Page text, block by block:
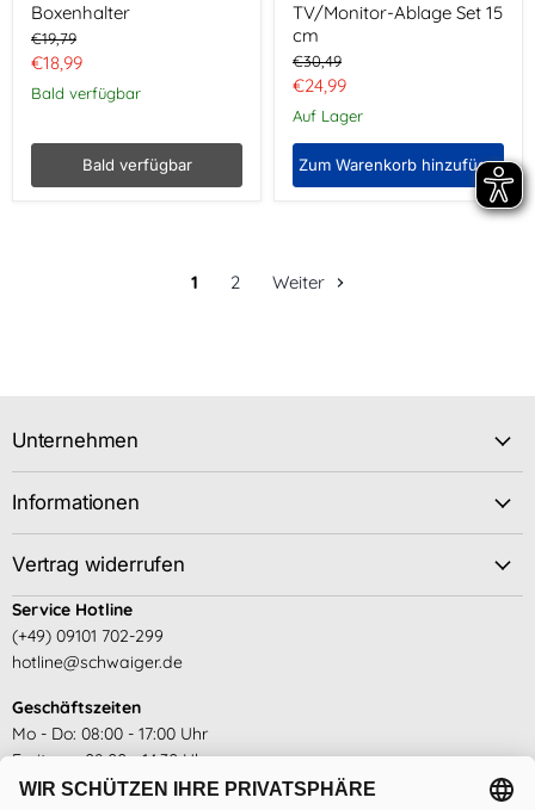
Boxenhalter
Ursprünglicher
Preis
€19,79
Aktueller
Preis
€18,99
Bald verfügbar
Bald verfügbar
TV/Monitor-Ablage Set 15
cm
Ursprünglicher
Preis
€30,49
Aktueller
Preis
€24,99
Auf Lager
Zum Warenkorb hinzufügen
1 2 Weiter
Unternehmen
Informationen
Vertrag widerrufen
Service Hotline
(+49) 09101 702-299
hotline@schwaiger.de
Geschäftszeiten
Mo - Do: 08:00 - 17:00 Uhr
Freitags: 08:00 - 14:30 Uhr
siehe hier